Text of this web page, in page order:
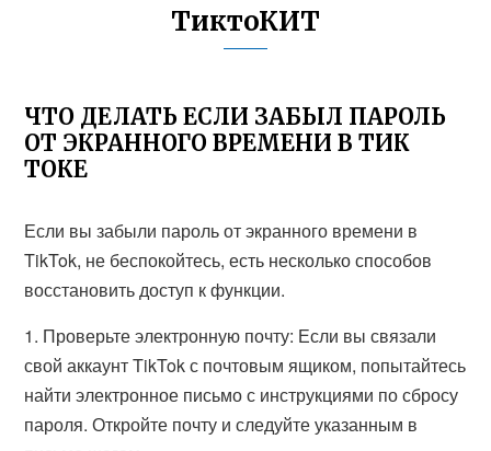
ТиктоКИТ
ЧТО ДЕЛАТЬ ЕСЛИ ЗАБЫЛ ПАРОЛЬ
ОТ ЭКРАННОГО ВРЕМЕНИ В ТИК
ТОКЕ
Если вы забыли пароль от экранного времени в
TikTok, не беспокойтесь, есть несколько способов
восстановить доступ к функции.
1. Проверьте электронную почту: Если вы связали
свой аккаунт TikTok с почтовым ящиком, попытайтесь
найти электронное письмо с инструкциями по сбросу
пароля. Откройте почту и следуйте указанным в